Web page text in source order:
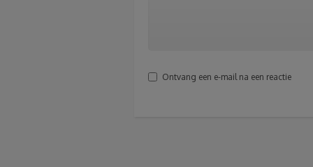
Ontvang een e-mail na een reactie